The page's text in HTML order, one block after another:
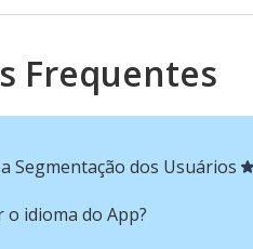
Frequentes
Segmentação dos Usuários
idioma do App?